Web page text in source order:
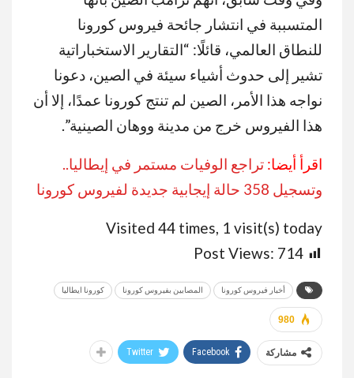
المتسببة في انتشار جائحة فيروس كورونا
للنطاق العالمي، قائلًا: “التقارير الاستخباراتية
تشير إلى حدوث أشياء سيئة في الصين، دعونا
نواجه هذا الأمر، الصين لم تنتج كورونا عمدًا، إلا أن
هذا الفيروس خرج من مدينة ووهان الصينية”.
اقرأ أيضا: تراجع الوفيات مستمر في إيطاليا..
وتسجيل 358 حالة إيجابية جديدة لفيروس كورونا
Visited 44 times, 1 visit(s) today
Post Views: 714
أخبار فيروس كورونا المصابين بفيروس كورونا كورونا ايطاليا
980
مشاركة Facebook
Twitter